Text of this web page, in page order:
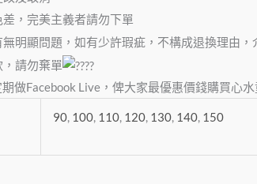
，完美主義者請勿下單
明顯問題，如有少許瑕疵，不構成退換理由，
請勿棄單
做Facebook Live，俾大家最優惠價錢購買心
90, 100, 110, 120, 130, 140, 150